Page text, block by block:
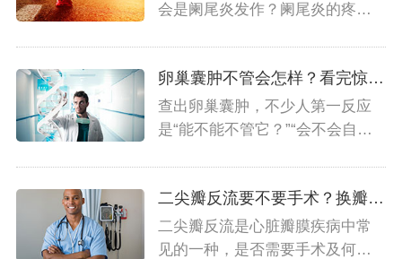
会是阑尾炎发作？阑尾炎的疼痛
卵巢囊肿不管会怎样？看完惊出一身冷汗💦
查出卵巢囊肿，不少人第一反应
是“能不能不管它？”“会不会自己
二尖瓣反流要不要手术？换瓣指征必知
二尖瓣反流是心脏瓣膜疾病中常
见的一种，是否需要手术及何时